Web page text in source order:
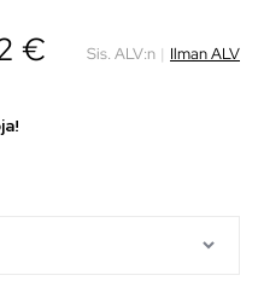
€ Sis. ALV:n | Ilman ALV